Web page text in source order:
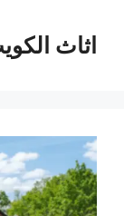
المحتوىاثاث